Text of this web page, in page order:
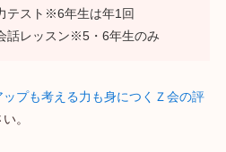
テスト※6年生は年1回
話レッスン※5・6年生のみ
ップも考える力も身につくＺ会の評
。